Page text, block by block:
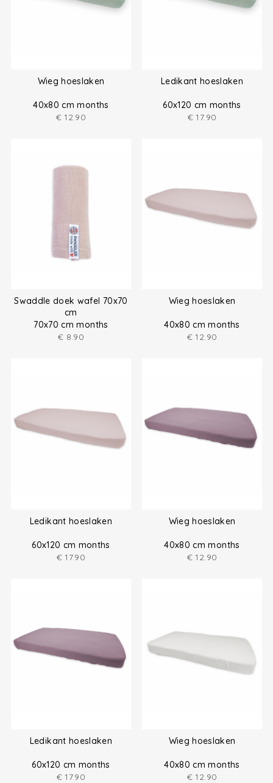
Wieg hoeslaken
40x80 cm months
€ 12.90
Ledikant hoeslaken
60x120 cm months
€ 17.90
Swaddle doek wafel 70x70
cm
70x70 cm months
€ 8.90
Wieg hoeslaken
40x80 cm months
€ 12.90
Ledikant hoeslaken
60x120 cm months
€ 17.90
Wieg hoeslaken
40x80 cm months
€ 12.90
Ledikant hoeslaken
60x120 cm months
€ 17.90
Wieg hoeslaken
40x80 cm months
€ 12.90